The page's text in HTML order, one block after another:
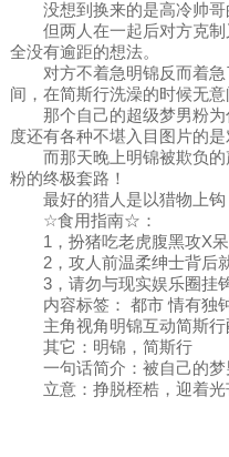
没想到换来的是高冷帅哥
但两人在一起后对方克制
全没有逾距的想法。
对方不着急明锦反而着急
间，在简斯行洗澡的时候无
那个自己的超级梦男粉为
度还有各种不堪入目图片的是
而那天晚上明锦被欺负的
粉的终极套路！
最好的猎人是以猎物上钩
☆食用指南☆：
1，扮猪吃老虎腹黑攻X呆
2，攻人前温柔绅士背后
3，请勿与现实娱乐圈挂
内容标签： 都市 情有独
主角视角明锦互动简斯行
其它：明锦，简斯行
一句话简介：被自己的梦
立意：挣脱桎梏，迎着光